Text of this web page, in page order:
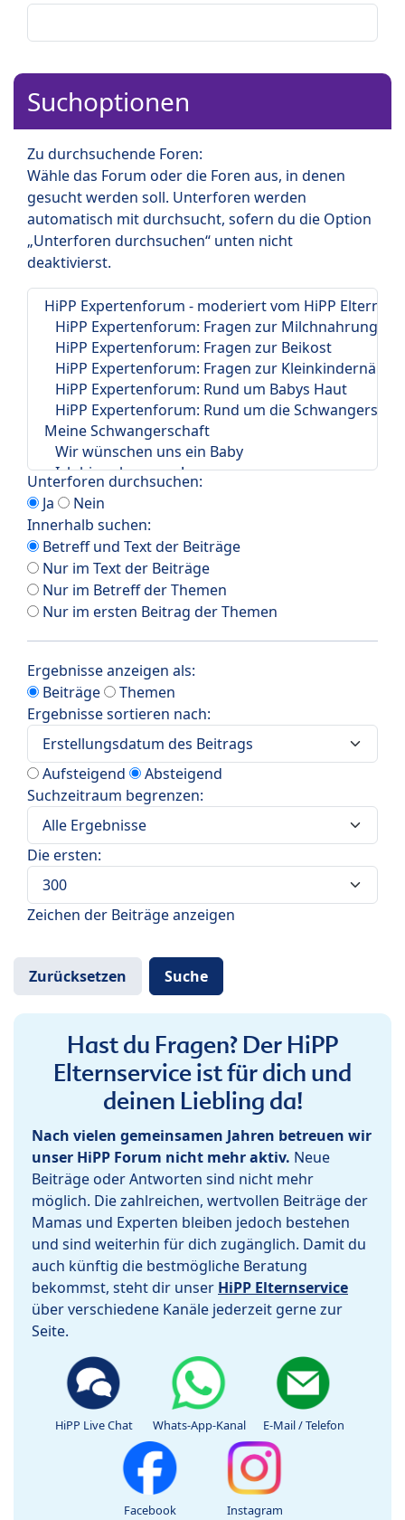
Suchoptionen
Zu durchsuchende Foren:
Wähle das Forum oder die Foren aus, in denen
gesucht werden soll. Unterforen werden
automatisch mit durchsucht, sofern du die Option
„Unterforen durchsuchen“ unten nicht
deaktivierst.
Unterforen durchsuchen:
Ja
Nein
Innerhalb suchen:
Betreff und Text der Beiträge
Nur im Text der Beiträge
Nur im Betreff der Themen
Nur im ersten Beitrag der Themen
Ergebnisse anzeigen als:
Beiträge
Themen
Ergebnisse sortieren nach:
Aufsteigend
Absteigend
Suchzeitraum begrenzen:
Die ersten:
Zeichen der Beiträge anzeigen
Hast du Fragen? Der HiPP
Elternservice ist für dich und
deinen Liebling da!
Nach vielen gemeinsamen Jahren betreuen wir
unser HiPP Forum nicht mehr aktiv. Neue
Beiträge oder Antworten sind nicht mehr
möglich. Die zahlreichen, wertvollen Beiträge der
Mamas und Experten bleiben jedoch bestehen
und sind weiterhin für dich zugänglich. Damit du
auch künftig die bestmögliche Beratung
bekommst, steht dir unser HiPP Elternservice
über verschiedene Kanäle jederzeit gerne zur
Seite.
HiPP Live Chat Whats-App-Kanal E-Mail / Telefon
Facebook Instagram